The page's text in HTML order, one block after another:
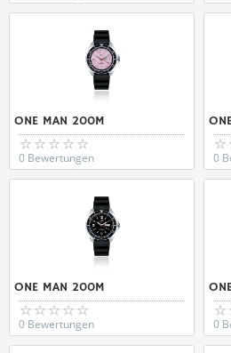
ONE MAN 200M
0 Bewertungen 0
ONE MAN 200M
0 Bewertungen 0